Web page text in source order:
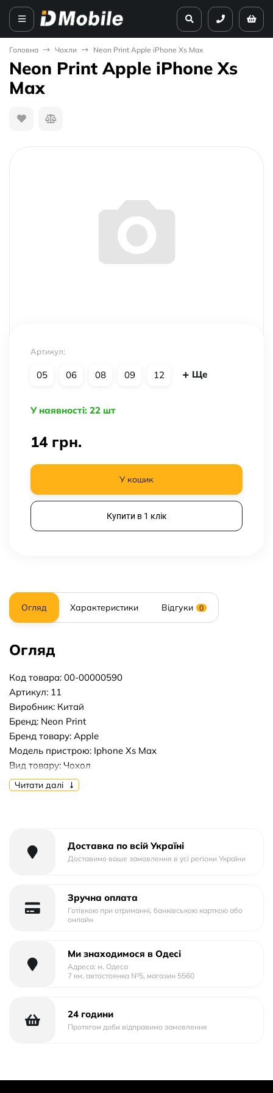
Головна Чохли Neon Print Apple iPhone Xs Max
Neon Print Apple iPhone Xs
Max
Артикул:
05 06 08 09 12 Ще
У наявності: 22 шт
14 грн.
У кошик
Купити в 1 клік
Огляд Характеристики Відгуки 0
Огляд
Код товара: 00-00000590
Артикул: 11
Виробник: Китай
Бренд: Neon Print
Бренд товару: Apple
Модель пристрою: Iphone Xs Max
Вид товару: Чохол
Форм-фактор: Накладка
Тип матеріалу: Силікон
Читати далі
Доставка по всій Україні
Доставимо ваше замовлення в усі регіони України
Зручна оплата
Готівкою при отриманні, банківською карткою або
онлайн
Ми знаходимося в Одесі
Адреса: м. Одеса
7 км, автостоянка №5, магазин 5560
24 години
Протягом доби відправимо замовлення